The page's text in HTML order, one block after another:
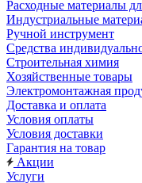
Расходные материалы
Индустриальные
Ручной инструмент
Средства
Строительная химия
Хозяйственные товары
Электромонтажная
Доставка и оплата
Условия оплаты
Условия доставки
Гарантия на товар
Акции
Услуги